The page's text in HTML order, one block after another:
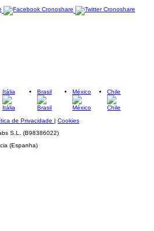
Itália Brasil México Chile
de Privacidade | Cookies
S.L. (B98386022)
(Espanha)